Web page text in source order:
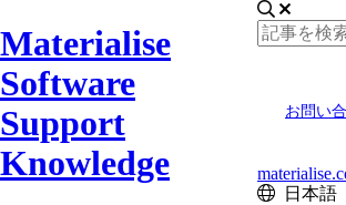
Materialise
Software
Support
Knowledge
お問い
日本語